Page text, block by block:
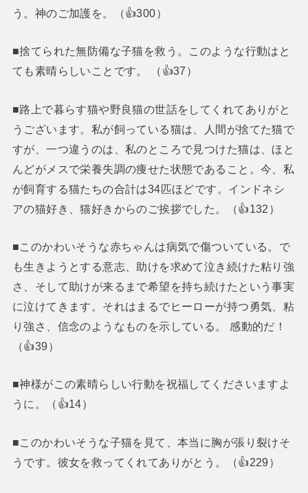
う。神のご加護を。（👍300）
■捨てられた無防備な子猫を救う。このような行動はと
ても素晴らしいことです。 （👍37）
■路上で暮らす猫や野良猫の世話をしてくれてありがと
うございます。私が飼っている猫は、人間が捨てた猫で
すが、一つ違うのは、私のところで見つけた猫は、ほと
んどがメスで栄養失調の痩せた状態であること。今、私
が飼育する猫たちの合計は34匹ほどです。インドネシ
アの猫好き、猫好きからのご挨拶でした。（👍132）
■このかわいそうな赤ちゃんは病気で傷ついている。で
も生きようとする意志、助けを求めて泣き続けた粘り強
さ、そして助けが来るまで希望を持ち続けたという事実
に泣けてきます。それはまるでヒーローが持つ勇気、粘
り強さ、信念のようなものを示している。 感動的だ！
（👍39）
■神様がこの素晴らしい行動を祝福してくださいますよ
うに。（👍14）
■このかわいそうな子猫を見て、本当に胸が張り裂けそ
うです。彼女を救ってくれてありがとう。（👍229）